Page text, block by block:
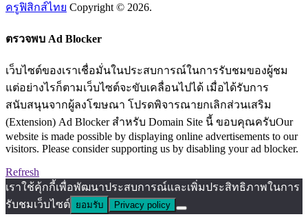
ครูฟิสิกส์ไทย Copyright © 2026.
ตรวจพบ Ad Blocker
เว็บไซต์ของเราเชื่อมั่นในประสบการณ์ในการรับชมของผู้ชม
แต่อย่างไรก็ตามเว็บไซต์จะขับเคลื่อนไปได้ เมื่อได้รับการ
สนับสนุนจากผู้ลงโฆษณา โปรดพิจารณายกเลิกส่วนเสริม
(Extension) Ad Blocker สำหรับ Domain Site นี้ ขอบคุณครับOur
website is made possible by displaying online advertisements to our
visitors. Please consider supporting us by disabling your ad blocker.
Refresh
เราใช้คุ้กกี้เพื่อพัฒนาประสบการณ์และเพิ่มประสิทธิภาพในการ
รับชมเว็บไซต์ ยอมรับ Privacy policy